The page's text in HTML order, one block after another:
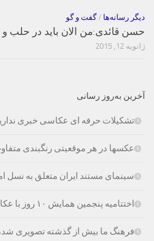
دیگر رسانه‌ها /گفت و گو
حسن قائدی:من الان باید در حلب
ژانویه 12, 2015
آخرین به‌روز رسانی
تشکیلات حرفه ای عکاسی خبری
عکسها در هر موقعیتی رنگبندی
سینمای مستند ایران متعلق به نسل
اختتامیه پنجمین همایش ۱۰ روز با عکاسان برگزار می شود
فرهنگ ما بیش از گذشته تصویری